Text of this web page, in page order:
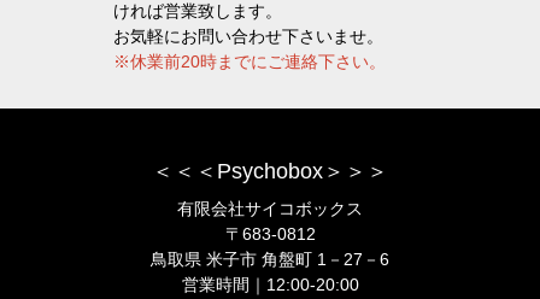
ければ営業致します。
お気軽にお問い合わせ下さいませ。
※休業前20時までにご連絡下さい。
＜＜＜Psychobox＞＞＞
有限会社サイコボックス
〒683-0812
鳥取県 米子市 角盤町 1－27－6
営業時間｜12:00-20:00